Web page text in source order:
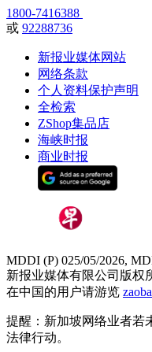
1800-7416388
或 92288736
新报业媒体网站
网络条款
个人资料保护声明
全检索
ZShop集品店
海峡时报
商业时报
MDDI (P) 025/05/2026,
新报业媒体有限公司版权
在中国的用户请游览
提醒：新加坡网络业者若
法律行动。